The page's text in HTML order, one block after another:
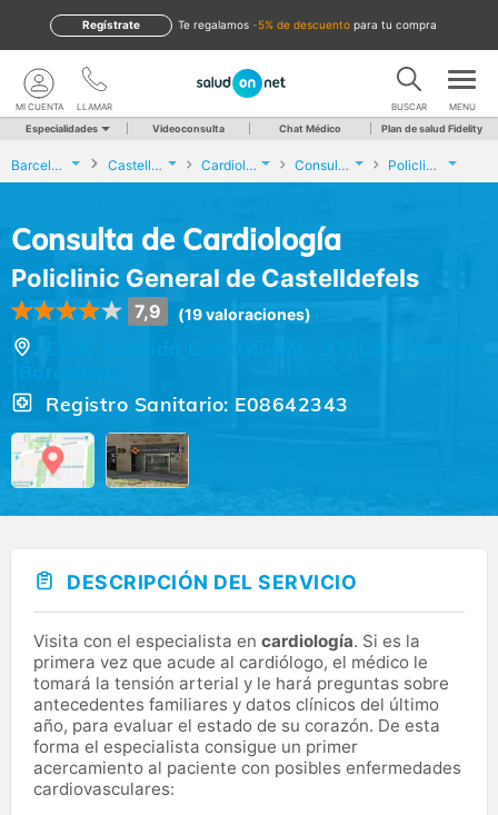
te regalamos -5% de descuento para tu compra
Regístrate
LLAMAR
MI CUENTA BUSCAR MENU
Especialidades Videoconsulta Chat Médico Plan de salud Fidelity
Barcelona Castelldefels Cardiología Consulta de Cardiología Policlinic General de Castelldefels
Consulta de Cardiología
Policlinic General de Castelldefels
7,9 (19 valoraciones)
Registro Sanitario: E08642343
DESCRIPCIÓN DEL SERVICIO
Visita con el especialista en cardiología. Si es la
primera vez que acude al cardiólogo, el médico le
tomará la tensión arterial y le hará preguntas sobre
antecedentes familiares y datos clínicos del último
año, para evaluar el estado de su corazón. De esta
forma el especialista consigue un primer
acercamiento al paciente con posibles enfermedades
cardiovasculares: